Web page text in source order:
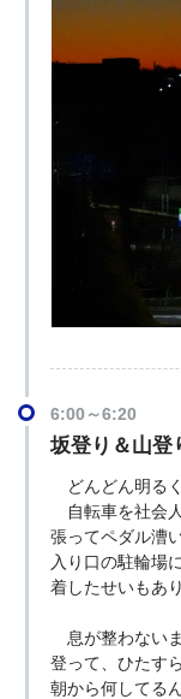
6:00～6:20
坂登り＆山登
どんどん明る
自転車を社会
張ってペダル漕
入り口の駐輪場
着したせいもあ
息が整わない
登って、ひたす
朝から何してる